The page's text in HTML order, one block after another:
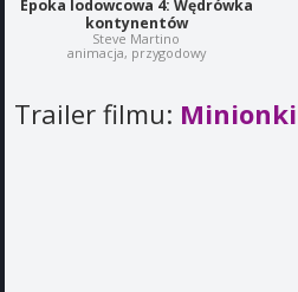
Epoka lodowcowa 4: Wędrówka
kontynentów
Steve Martino
animacja, przygodowy
Trailer filmu: